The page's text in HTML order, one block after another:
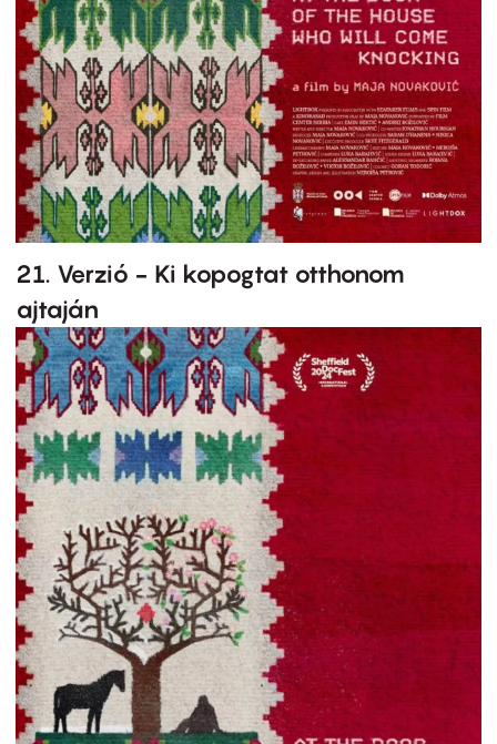
21. Verzió - Ki kopogtat otthonom
ajtaján